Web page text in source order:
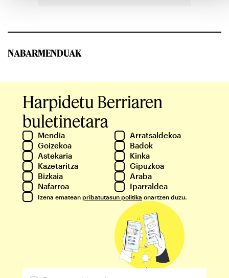
NABARMENDUAK
Harpidetu Berriaren
buletinetara
Mendia
Arratsaldekoa
Goizekoa
Badok
Astekaria
Kinka
Kazetaritza
Gipuzkoa
Bizkaia
Araba
Nafarroa
Iparraldea
Izena ematean pribatutasun politika onartzen duzu.